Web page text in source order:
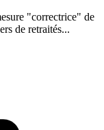
"correctrice" de
de retraités...